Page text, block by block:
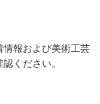
情報および美術工芸
ください。